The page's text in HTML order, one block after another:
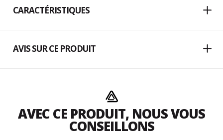
CARACTÉRISTIQUES
AVIS SUR CE PRODUIT
AVEC CE PRODUIT, NOUS VOUS
CONSEILLONS